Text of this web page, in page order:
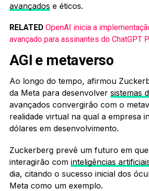
avançados e éticos.
RELATED OpenAI inicia a
avançado para assinantes do ChatGPT
AGI e metaverso
Ao longo do tempo, afirmou
da Meta para desenvolver sistemas
avançados convergirão com o
realidade virtual na qual a empresa
dólares em desenvolvimento.
Zuckerberg prevê um futuro em
interagirão com inteligências
dia, citando o sucesso inicial dos
Meta como um exemplo.